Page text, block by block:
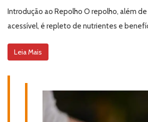
Introdução ao Repolho O repolho, além
acessível, é repleto de nutrientes e
Leia Mais